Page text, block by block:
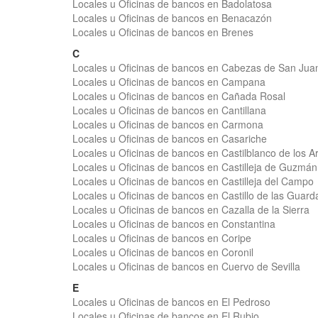
Locales u Oficinas de bancos en Badolatosa
Locales u Oficinas de bancos en Benacazón
Locales u Oficinas de bancos en Brenes
C
Locales u Oficinas de bancos en Cabezas de San
Locales u Oficinas de bancos en Campana
Locales u Oficinas de bancos en Cañada Rosal
Locales u Oficinas de bancos en Cantillana
Locales u Oficinas de bancos en Carmona
Locales u Oficinas de bancos en Casariche
Locales u Oficinas de bancos en Castilblanco de los
Locales u Oficinas de bancos en Castilleja de Guzmán
Locales u Oficinas de bancos en Castilleja del Campo
Locales u Oficinas de bancos en Castillo de las
Locales u Oficinas de bancos en Cazalla de la Sierra
Locales u Oficinas de bancos en Constantina
Locales u Oficinas de bancos en Coripe
Locales u Oficinas de bancos en Coronil
Locales u Oficinas de bancos en Cuervo de Sevilla
E
Locales u Oficinas de bancos en El Pedroso